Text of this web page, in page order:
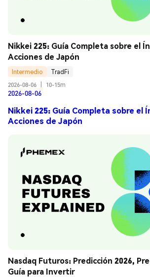
Nikkei 225: Guía Completa sobre el
Acciones de Japón
Intermedio
TradFi
2026-08-06
10-15m
2026-08-06
Nikkei 225: Guía Completa sobre el
Acciones de Japón
Nasdaq Futuros: Predicción 2026,
Guía para Invertir